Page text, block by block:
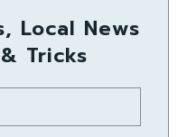
Local News
Tricks